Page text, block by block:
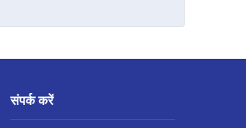
कुनिगल मे बिज़नेस लोन
संपर्क करें